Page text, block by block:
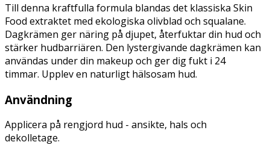
Till denna kraftfulla formula blandas det klassiska Skin
Food extraktet med ekologiska olivblad och squalane.
Dagkrämen ger näring på djupet, återfuktar din hud och
stärker hudbarriären. Den lystergivande dagkrämen kan
användas under din makeup och ger dig fukt i 24
timmar. Upplev en naturligt hälsosam hud.
Användning
Applicera på rengjord hud - ansikte, hals och
dekolletage.